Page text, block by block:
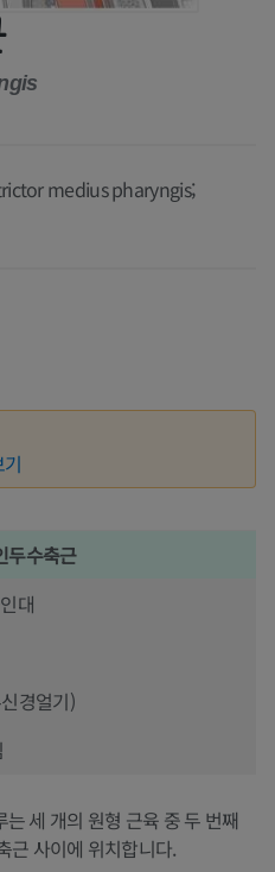
medius pharyngis;
두수축근
대
경얼기)
세 개의 원형 근육 중 두 번째
근 사이에 위치합니다.